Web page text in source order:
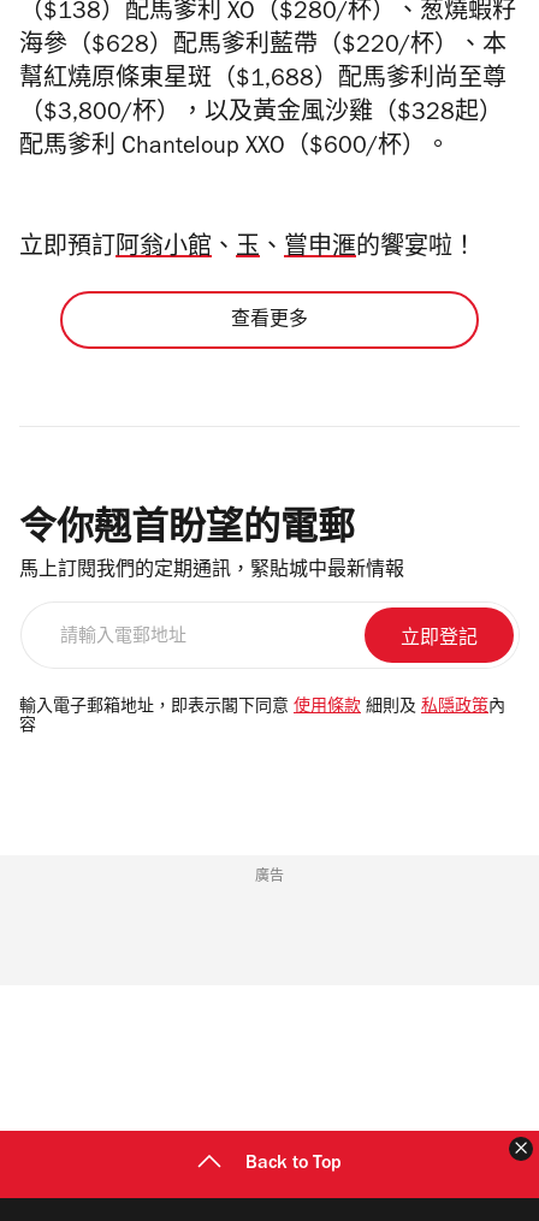
（$138）配馬爹利 XO（$280/杯）、葱燒蝦籽
海參（$628）配馬爹利藍帶（$220/杯）、本
幫紅燒原條東星斑（$1,688）配馬爹利尚至尊
（$3,800/杯），以及黃金風沙雞（$328起）
配馬爹利 Chanteloup XXO（$600/杯）。
立即預訂阿翁小館 、 玉 、 嘗申滙的饗宴啦！
查看更多
令你翹首盼望的電郵
馬上訂閱我們的定期通訊，緊貼城中最新情報
電
郵
輸入電子郵箱地址，即表示閣下同意 使用條款 細則及 私隱政策內
容
廣告
Back to Top